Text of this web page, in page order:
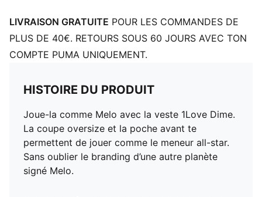
LIVRAISON GRATUITE POUR LES COMMANDES DE
PLUS DE 40€. RETOURS SOUS 60 JOURS AVEC TON
COMPTE PUMA UNIQUEMENT.
HISTOIRE DU PRODUIT
Joue-la comme Melo avec la veste 1Love Dime.
La coupe oversize et la poche avant te
permettent de jouer comme le meneur all-star.
Sans oublier le branding d’une autre planète
signé Melo.